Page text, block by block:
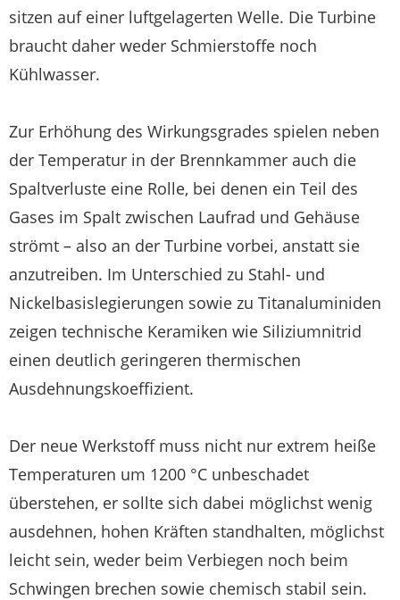
sitzen auf einer luftgelagerten Welle. Die Turbine
braucht daher weder Schmierstoffe noch
Kühlwasser.
Zur Erhöhung des Wirkungsgrades spielen neben
der Temperatur in der Brennkammer auch die
Spaltverluste eine Rolle, bei denen ein Teil des
Gases im Spalt zwischen Laufrad und Gehäuse
strömt – also an der Turbine vorbei, anstatt sie
anzutreiben. Im Unterschied zu Stahl- und
Nickelbasislegierungen sowie zu Titanaluminiden
zeigen technische Keramiken wie Siliziumnitrid
einen deutlich geringeren thermischen
Ausdehnungskoeffizient.
Der neue Werkstoff muss nicht nur extrem heiße
Temperaturen um 1200 °C unbeschadet
überstehen, er sollte sich dabei möglichst wenig
ausdehnen, hohen Kräften standhalten, möglichst
leicht sein, weder beim Verbiegen noch beim
Schwingen brechen sowie chemisch stabil sein.